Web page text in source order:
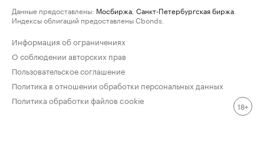
Данные предоставлены: Мосбиржа Санкт-Петербургская биржа
Индексы облигаций предоставлены Cbonds.
Информация об ограничениях
О соблюдении авторских прав
Пользовательское соглашение
Политика в отношении обработки персональных данных
Политика обработки файлов cookie
18+